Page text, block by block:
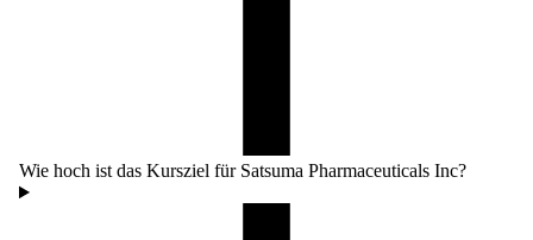
Wie hoch ist das Kursziel für Satsuma Pharmaceuticals Inc?